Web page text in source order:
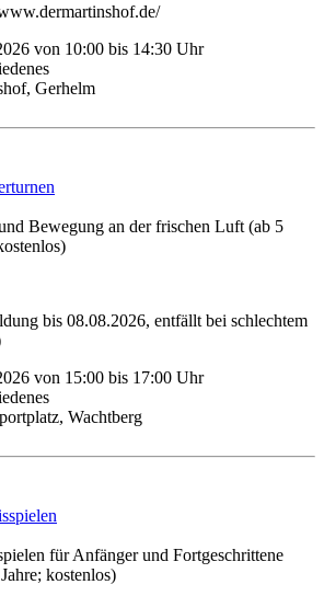
von 10:00 bis 14:30 Uhr
Gerhelm
Bewegung an der frischen Luft (ab 5
bis 08.08.2026, entfällt bei schlechtem
von 15:00 bis 17:00 Uhr
Wachtberg
für Anfänger und Fortgeschrittene
kostenlos)